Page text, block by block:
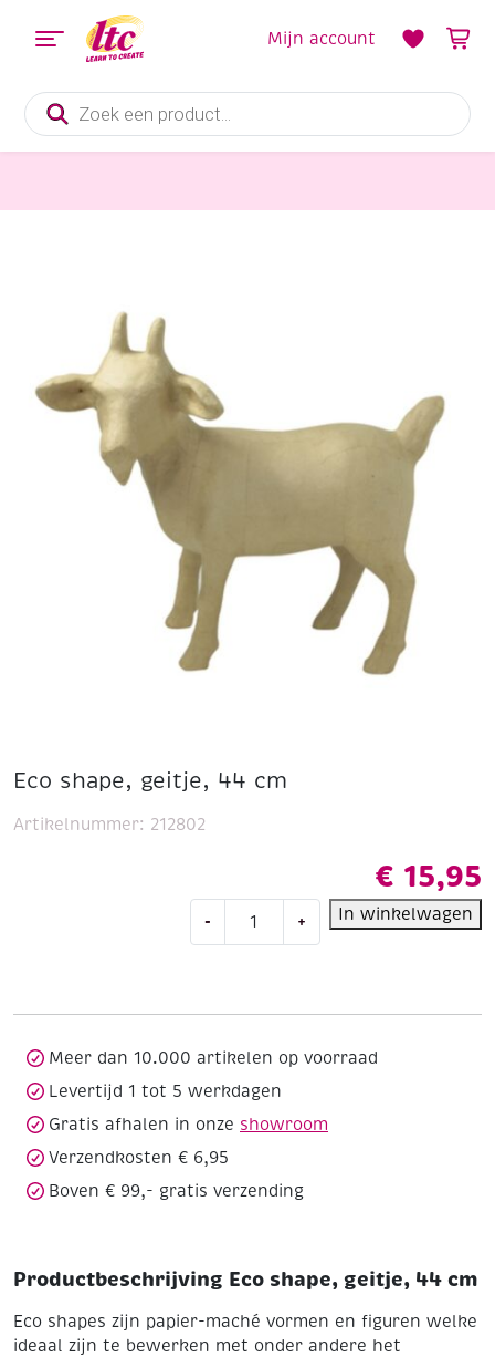
Producten
zoeken
Mijn account
Eco shape, geitje, 44 cm
€ 15,95
- + In winkelwagen
Artikelnummer: 212802
Meer dan 10.000 artikelen op voorraad
Levertijd 1 tot 5 werkdagen
Gratis afhalen in onze showroom
Verzendkosten € 6,95
Boven € 99,- gratis verzending
Productbeschrijving Eco shape, geitje, 44 cm
Eco shapes zijn papier-maché vormen en figuren welke
ideaal zijn te bewerken met onder andere het